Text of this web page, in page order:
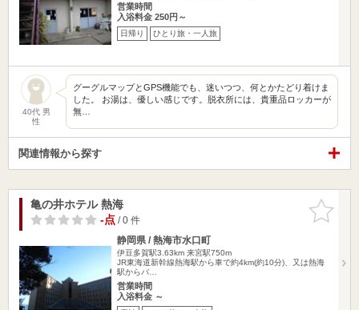
営業時間
入浴料金 250円～
日帰り ひとり旅・一人旅
40代 男
性
グーグルマップとGPS機能でも、迷いつつ、何とかたどり着けま
した。 お湯は、優しい感じです。脱衣所には、貴重品ロッカーが
無…
関連情報から探す
お気に入
りに追加
亀の井ホテル 熱海
-点/ 0 件
静岡県 / 熱海市水口町
伊豆多賀駅3.63km 来宮駅750m
JR東海道新幹線熱海駅から車で約4km(約10分)、又は熱海
駅からバ…
営業時間
入浴料金 ～